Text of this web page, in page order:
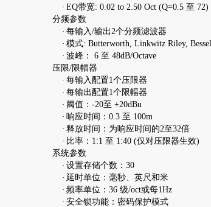
· EQ带宽: 0.02 to 2.50 Oct (Q=0.5 至 72)
分频参数
· 每输入/输出2个分频滤波器
· 模式: Butterworth, Linkwitz Riley, Bessel
· 波峰： 6 至 48dB/Octave
压限/限幅器
· 每输入配置1个压限器
· 每输出配置1个限幅器
· 阈值：-20至 +20dBu
· 响应时间：0.3 至 100m
· 释放时间：为响应时间的2至32倍
· 比率：1:1 至 1:40 (仅对压限器生效)
系统参数
· 设置存储个数：30
· 延时单位：毫秒、英尺和米
· 频率单位：36 级/oct或每1Hz
· 安全锁功能：密码保护模式